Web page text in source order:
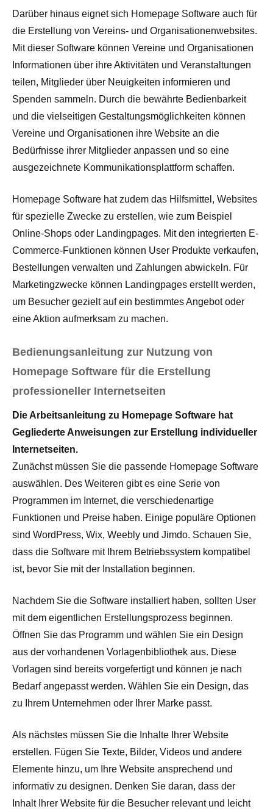
Darüber hinaus eignet sich Homepage Software auch für
die Erstellung von Vereins- und Organisationenwebsites.
Mit dieser Software können Vereine und Organisationen
Informationen über ihre Aktivitäten und Veranstaltungen
teilen, Mitglieder über Neuigkeiten informieren und
Spenden sammeln. Durch die bewährte Bedienbarkeit
und die vielseitigen Gestaltungsmöglichkeiten können
Vereine und Organisationen ihre Website an die
Bedürfnisse ihrer Mitglieder anpassen und so eine
ausgezeichnete Kommunikationsplattform schaffen.
Homepage Software hat zudem das Hilfsmittel, Websites
für spezielle Zwecke zu erstellen, wie zum Beispiel
Online-Shops oder Landingpages. Mit den integrierten E-
Commerce-Funktionen können User Produkte verkaufen,
Bestellungen verwalten und Zahlungen abwickeln. Für
Marketingzwecke können Landingpages erstellt werden,
um Besucher gezielt auf ein bestimmtes Angebot oder
eine Aktion aufmerksam zu machen.
Bedienungsanleitung zur Nutzung von
Homepage Software für die Erstellung
professioneller Internetseiten
Die Arbeitsanleitung zu Homepage Software hat
Gegliederte Anweisungen zur Erstellung individueller
Internetseiten.
Zunächst müssen Sie die passende Homepage Software
auswählen. Des Weiteren gibt es eine Serie von
Programmen im Internet, die verschiedenartige
Funktionen und Preise haben. Einige populäre Optionen
sind WordPress, Wix, Weebly und Jimdo. Schauen Sie,
dass die Software mit Ihrem Betriebssystem kompatibel
ist, bevor Sie mit der Installation beginnen.
Nachdem Sie die Software installiert haben, sollten User
mit dem eigentlichen Erstellungsprozess beginnen.
Öffnen Sie das Programm und wählen Sie ein Design
aus der vorhandenen Vorlagenbibliothek aus. Diese
Vorlagen sind bereits vorgefertigt und können je nach
Bedarf angepasst werden. Wählen Sie ein Design, das
zu Ihrem Unternehmen oder Ihrer Marke passt.
Als nächstes müssen Sie die Inhalte Ihrer Website
erstellen. Fügen Sie Texte, Bilder, Videos und andere
Elemente hinzu, um Ihre Website ansprechend und
informativ zu designen. Denken Sie daran, dass der
Inhalt Ihrer Website für die Besucher relevant und leicht